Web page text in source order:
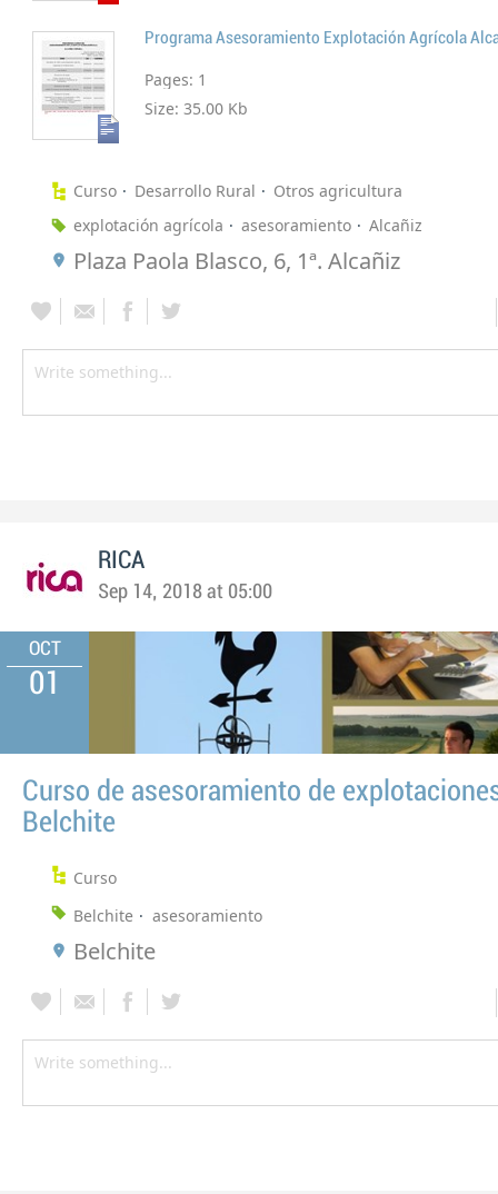
Programa Asesoramiento Explotación Agrícola
Pages: 1
Size: 35.00 Kb
Curso Desarrollo Rural
Otros agricultura
explotación agrícola
asesoramiento Alcañiz
Plaza Paola Blasco, 6, 1ª. Alcañiz
RICA
Sep 14, 2018 at 05:00
OCT
01
Curso de asesoramiento de
Belchite
Curso
Belchite
asesoramiento
Belchite